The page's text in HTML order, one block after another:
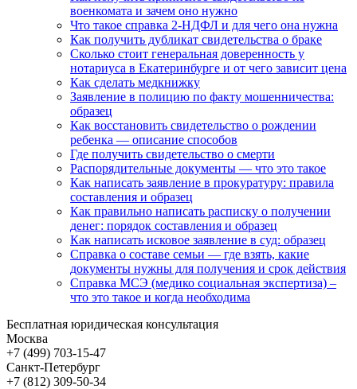
военкомата и зачем оно нужно
Что такое справка 2-НДФЛ и для чего она нужна
Как получить дубликат свидетельства о браке
Сколько стоит генеральная доверенность у
нотариуса в Екатеринбурге и от чего зависит цена
Как сделать медкнижку
Заявление в полицию по факту мошенничества:
образец
Как восстановить свидетельство о рождении
ребенка — описание способов
Где получить свидетельство о смерти
Распорядительные документы — что это такое
Как написать заявление в прокуратуру: правила
составления и образец
Как правильно написать расписку о получении
денег: порядок составления и образец
Как написать исковое заявление в суд: образец
Справка о составе семьи — где взять, какие
документы нужны для получения и срок действия
Справка МСЭ (медико социальная экспертиза) –
что это такое и когда необходима
Бесплатная юридическая консультация
Москва
+7 (499) 703-15-47
Санкт-Петербург
+7 (812) 309-50-34